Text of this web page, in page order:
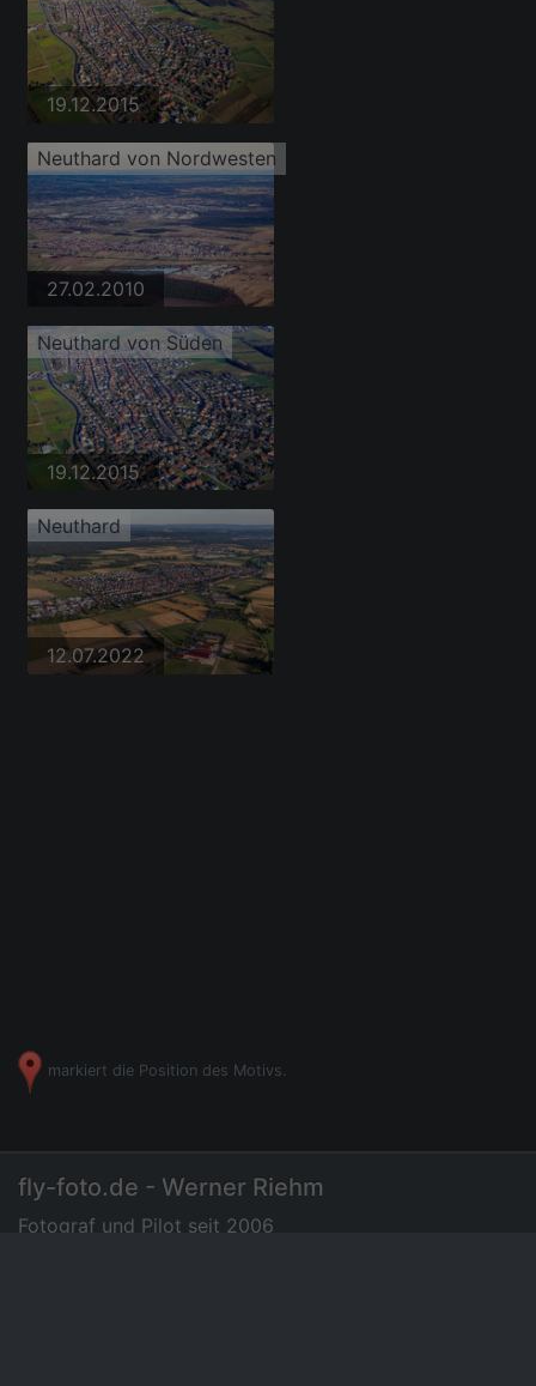
19.12.2015
Neuthard von Nordwesten
27.02.2010
Neuthard von Süden
19.12.2015
Neuthard
12.07.2022
markiert die Position des Motivs.
fly-foto.de - Werner Riehm
Fotograf und Pilot seit 2006